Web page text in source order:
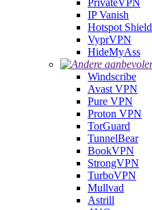
PrivateVPN
IP Vanish
Hotspot Shield
VyprVPN
HideMyAss
Windscribe
Avast VPN
Pure VPN
Proton VPN
TorGuard
TunnelBear
BookVPN
StrongVPN
TurboVPN
Mullvad
Astrill